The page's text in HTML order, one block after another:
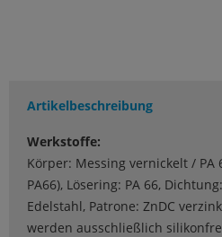
Artikelbeschreibung
Werkstoffe:
Körper: Messing vernickelt / PA
PA66), Lösering: PA 66,
Edelstahl, Patrone: ZnDC
werden ausschließlich